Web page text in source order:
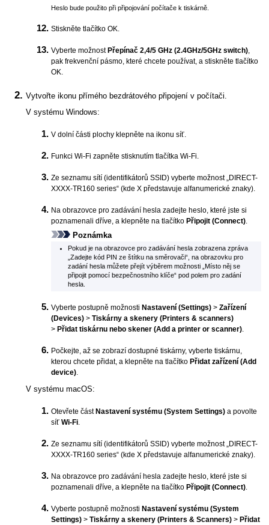
Heslo bude použito při připojování počítače ktiskárně
Stiskněte tlačítko OK.
Vyberte možnost Přepínač 2,4/5 GHz (2.4GHz/5GHz switch),
pak frekvenční pásmo, které chcete používat, a stiskněte tlačítko
OK.
Vytvořte ikonu přímého bezdrátového připojení v počítači.
V systémuWindows:
V dolní části plochy klepněte na ikonu síť.
Funkci Wi-Fi zapněte stisknutím tlačítka Wi-Fi.
Ze seznamu sítí (identifikátorů SSID) vyberte možnost „DIRECT-
XXXX-TR160 series“ (kde X představuje alfanumerické znaky).
Na obrazovce pro zadávání hesla zadejte heslo, které jste si
poznamenali dříve, a klepněte na tlačítko Připojit (Connect).
Poznámka
Pokud je na obrazovce pro zadávání hesla zobrazena zpráva
„Zadejte kód PIN ze štítku na směrovači“, na obrazovku pro
zadání hesla můžete přejít výběrem možnosti „Místo něj se
připojit pomocí bezpečnostního klíče“ pod polem pro zadání
hesla.
Vyberte postupně možnosti Nastavení (Settings) >Zařízení
(Devices) >Tiskárny a skenery (Printers & scanners)
> Přidat tiskárnu nebo skener (Add a printer or scanner).
Počkejte, až se zobrazí dostupné tiskárny, vybertetiskárnu,
kterou chcete přidat, a klepněte na tlačítko Přidat zařízení (Add
device).
V systémumacOS:
Otevřete částNastavení systému (System Settings) a povolte
síťWi-Fi
Ze seznamu sítí (identifikátorů SSID) vyberte možnost „DIRECT-
XXXX-TR160 series“ (kde X představuje alfanumerické znaky).
Na obrazovce pro zadávání hesla zadejte heslo, které jste si
poznamenali dříve, a klepněte na tlačítko Připojit (Connect).
Vyberte postupně možnosti Nastavení systému (System
Settings) >Tiskárny a skenery (Printers & Scanners) > Přidat